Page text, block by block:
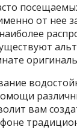
от нее
вам